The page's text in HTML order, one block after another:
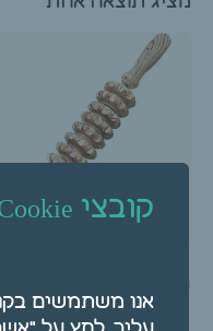
רולר עיסוי מעץ –
עיסוי לגב (9 גלגלים)
קובצי Cookie